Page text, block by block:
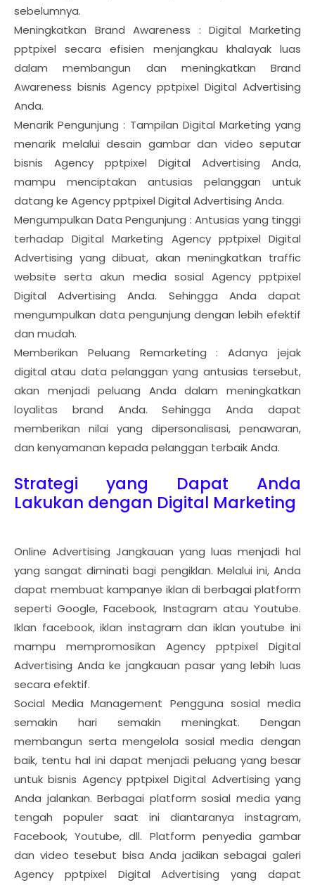
sebelumnya.
Meningkatkan Brand Awareness : Digital Marketing
pptpixel secara efisien menjangkau khalayak luas
dalam membangun dan meningkatkan Brand
Awareness bisnis Agency pptpixel Digital Advertising
Anda.
Menarik Pengunjung : Tampilan Digital Marketing yang
menarik melalui desain gambar dan video seputar
bisnis Agency pptpixel Digital Advertising Anda,
mampu menciptakan antusias pelanggan untuk
datang ke Agency pptpixel Digital Advertising Anda.
Mengumpulkan Data Pengunjung : Antusias yang tinggi
terhadap Digital Marketing Agency pptpixel Digital
Advertising yang dibuat, akan meningkatkan traffic
website serta akun media sosial Agency pptpixel
Digital Advertising Anda. Sehingga Anda dapat
mengumpulkan data pengunjung dengan lebih efektif
dan mudah.
Memberikan Peluang Remarketing : Adanya jejak
digital atau data pelanggan yang antusias tersebut,
akan menjadi peluang Anda dalam meningkatkan
loyalitas brand Anda. Sehingga Anda dapat
memberikan nilai yang dipersonalisasi, penawaran,
dan kenyamanan kepada pelanggan terbaik Anda.
Strategi yang Dapat Anda
Lakukan dengan Digital Marketing
Online Advertising Jangkauan yang luas menjadi hal
yang sangat diminati bagi pengiklan. Melalui ini, Anda
dapat membuat kampanye iklan di berbagai platform
seperti Google, Facebook, Instagram atau Youtube.
Iklan facebook, iklan instagram dan iklan youtube ini
mampu mempromosikan Agency pptpixel Digital
Advertising Anda ke jangkauan pasar yang lebih luas
secara efektif.
Social Media Management Pengguna sosial media
semakin hari semakin meningkat. Dengan
membangun serta mengelola sosial media dengan
baik, tentu hal ini dapat menjadi peluang yang besar
untuk bisnis Agency pptpixel Digital Advertising yang
Anda jalankan. Berbagai platform sosial media yang
tengah populer saat ini diantaranya instagram,
Facebook, Youtube, dll. Platform penyedia gambar
dan video tesebut bisa Anda jadikan sebagai galeri
Agency pptpixel Digital Advertising yang dapat